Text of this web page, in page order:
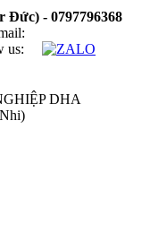
Đức) - 0797796368
us: